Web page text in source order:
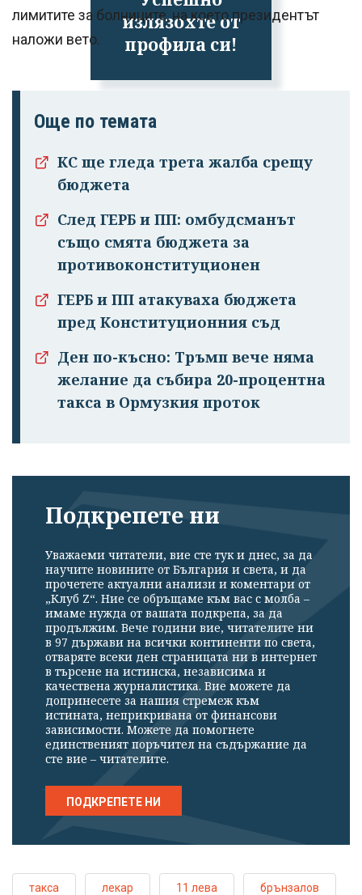
излязохте от
профила си!
лимитите за болниците, на което президентът
наложи вето.
Още по темата
КС ще гледа трета жалба срещу
бюджета
След ГЕРБ и ПП: омбудсманът
също смята бюджета за
противоконституционен
ГЕРБ и ПП атакуваха бюджета
пред Конституционния съд
Ден по-късно: Тръмп вече няма
желание да събира 20-процентна
такса в Ормузкия проток
Подкрепете ни
Уважаеми читатели, вие сте тук и днес, за да
научите новините от България и света, и да
прочетете актуални анализи и коментари от
„Клуб Z“. Ние се обръщаме към вас с молба –
имаме нужда от вашата подкрепа, за да
продължим. Вече години вие, читателите ни
в 97 държави на всички континенти по света,
отваряте всеки ден страницата ни в интернет
в търсене на истинска, независима и
качествена журналистика. Вие можете да
допринесете за нашия стремеж към
истината, неприкривана от финансови
зависимости. Можете да помогнете
единственият поръчител на съдържание да
сте вие – читателите.
ПОДКРЕПЕТЕ НИ
такса лекар 11 лева брънзалов